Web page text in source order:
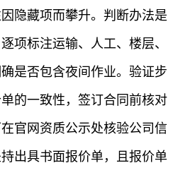
隐藏项而攀升。判断办法是
项标注运输、人工、楼层、
是否包含夜间作业。验证步
的一致性，签订合同前核对
官网资质公示处核验公司信
出具书面报价单，且报价单